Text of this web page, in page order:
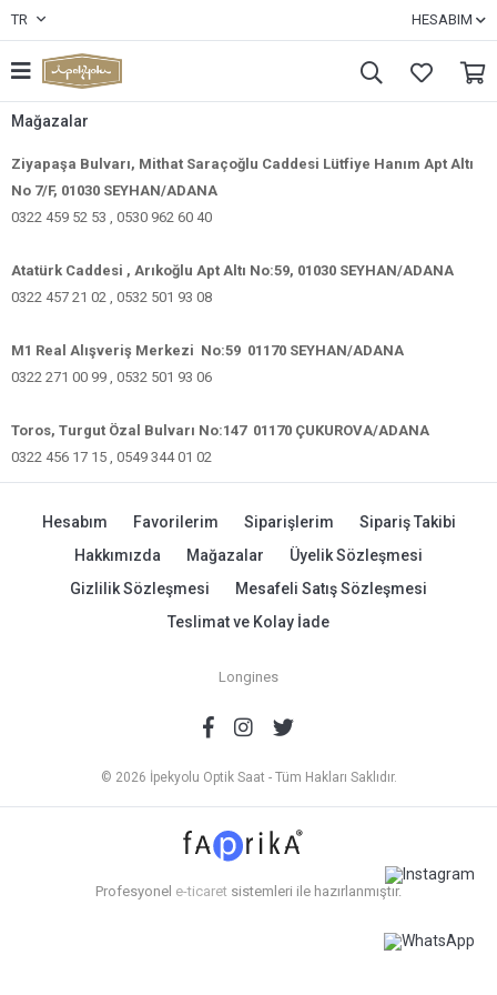
TR HESABIM
Mağazalar
Ziyapaşa Bulvarı, Mithat Saraçoğlu Caddesi Lütfiye Hanım Apt Altı
No 7/F, 01030 SEYHAN/ADANA
0322 459 52 53 , 0530 962 60 40
Atatürk Caddesi , Arıkoğlu Apt Altı No:59, 01030 SEYHAN/ADANA
0322 457 21 02 , 0532 501 93 08
M1 Real Alışveriş Merkezi No:59 01170 SEYHAN/ADANA
0322 271 00 99 , 0532 501 93 06
Toros, Turgut Özal Bulvarı No:147 01170 ÇUKUROVA/ADANA
0322 456 17 15 , 0549 344 01 02
Hesabım Favorilerim Siparişlerim
Sipariş Takibi
Hakkımızda
Mağazalar
Üyelik Sözleşmesi
Gizlilik Sözleşmesi
Mesafeli Satış Sözleşmesi
Teslimat ve Kolay İade
Longines
© 2026 İpekyolu Optik Saat - Tüm Hakları Saklıdır.
Profesyonel e-ticaret sistemleri ile hazırlanmıştır.